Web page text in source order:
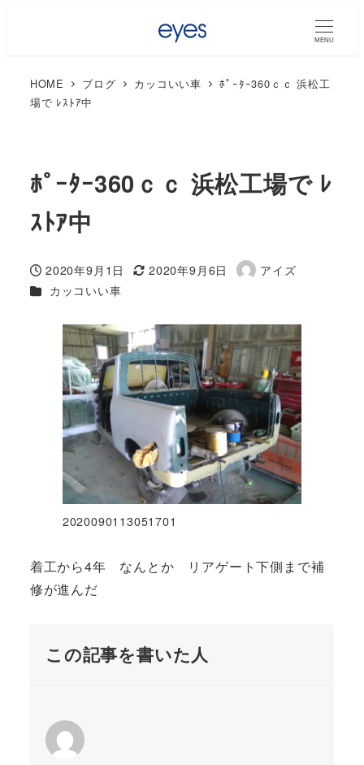
MENU
HOME ブログ カッコいい車
ﾎﾟｰﾀｰ360ｃｃ 浜松工
場で ﾚｽﾄｱ中
ﾎﾟｰﾀｰ360ｃｃ 浜松工場で ﾚ
ｽﾄｱ中
投稿日
2020年9月1日
更新日
2020年9月6日
著
アイズ
カテゴリー
カッコいい車
2020090113051701
着工から4年 なんとか リアゲート下側まで補
修が進んだ
この記事を書いた人